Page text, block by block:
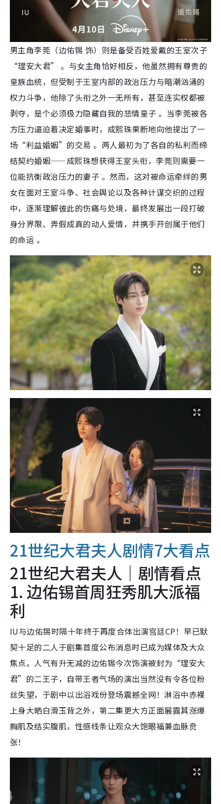
男主角李莞（边佑锡 饰）则是备受百姓爱戴的王室次子
“理安大君” 。与女主角恰好相反，他虽然拥有尊贵的
皇族血统，但受制于王室内部的政治压力与暗潮汹涌的
权力斗争，他除了头衔之外一无所有，甚至连实权都被
剥夺，是个必须极力隐藏自我的悲情皇子 。当李莞被各
方压力逼迫着决定婚事时，成熙珠果断地向他提出了一
场“利益婚姻”的交易 。两人最初为了各自的私利而缔
结契约婚姻——成熙珠想获得王室头衔，李莞则需要一
位能抗衡政治压力的妻子 。然而，这对被命运牵绊的男
女在面对王室斗争、社会舆论以及各种计谋交织的过程
中，逐渐理解彼此的伤痛与处境，最终发展出一段打破
身分界限、弄假成真的动人爱情，并携手开创属于他们
的命运 。
21世纪大君夫人剧情7大看点
21世纪大君夫人｜剧情看点
1. 边佑锡首周狂秀肌大派福
利
IU与边佑锡时隔十年终于再度合体出演宫廷CP！早已默
契十足的二人于剧集首度公布消息时已成为媒体及大众
焦点。人气有升无减的边佑锡今次饰演被封为“理安大
君”的二王子，自带王者气场的演出当然没有令各位粉
丝失望，于剧中以出浴戏份登场震撼全网！淋浴中赤裸
上身大晒白滑玉背之外，第二集更大方正面展露其涨爆
胸肌及结实腹肌，性感线条让观众大饱眼福兼血脉贲
张！